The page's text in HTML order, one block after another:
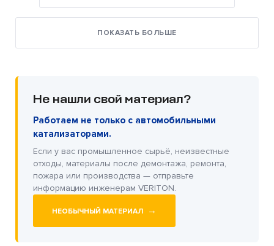
ПОКАЗАТЬ БОЛЬШЕ
Не нашли свой материал?
Работаем не только с автомобильными
катализаторами.
Если у вас промышленное сырьё, неизвестные
отходы, материалы после демонтажа, ремонта,
пожара или производства — отправьте
информацию инженерам VERITON.
НЕОБЫЧНЫЙ МАТЕРИАЛ →